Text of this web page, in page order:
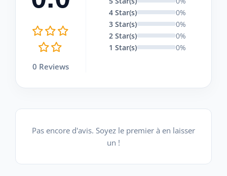
0 Reviews
4 Star(s)
0%
3 Star(s)
0%
2 Star(s)
0%
1 Star(s)
0%
Pas encore d'avis. Soyez le premier à en laisser
un !